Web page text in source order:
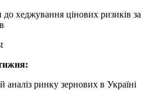
до хеджування цінових ризиків за
ринку зернових в Україні